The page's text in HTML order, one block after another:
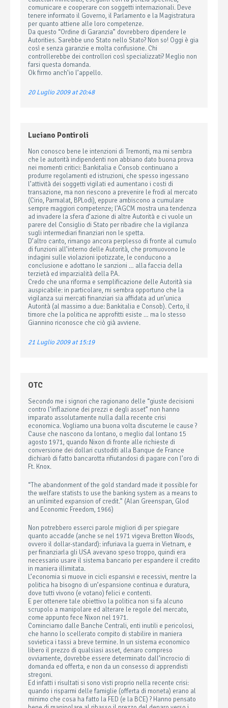
comunicare e cooperare con soggetti internazionali. Deve
tenere informato il Governo, il Parlamento e la Magistratura
per quanto attiene alle loro competenze.
Da questo “Ordine di Garanzia” dovrebbero dipendere le
Autorities. Sarebbe uno Stato nello Stato? Non so! Oggi è gia
così e senza garanzie e molta confusione. Chi
controllerebbe dei controllori così specializzati? Meglio non
farsi questa domanda.
Ok firmo anch’io l’appello.
20 Luglio 2009 at 20:48
Luciano Pontiroli
Non conosco bene le intenzioni di Tremonti, ma mi sembra
che le autorità indipendenti non abbiano dato buona prova
nei momenti critici: Bankitalia e Consob continuano a
produrre regolamenti ed istruzioni, che spesso ingessano
l’attività dei soggetti vigilati ed aumentano i costi di
transazione, ma non riescono a prevenire le frodi al mercato
(Cirio, Parmalat, BPLodi), eppure ambiscono a cumulare
sempre maggiori competenze; l’AGCM mostra una tendenza
ad invadere la sfera d’azione di altre Autorità e ci vuole un
parere del Consiglio di Stato per ribadire che la vigilanza
sugli intermediari finanziari non le spetta.
D’altro canto, rimango ancora perplesso di fronte al cumulo
di funzioni all’interno delle Autorità, che promuovono le
indagini sulle violazioni ipotizzate, le conducono a
conclusione e adottano le sanzioni … alla faccia della
terzietà ed imparzialità della P.A.
Credo che una riforma e semplificazione delle Autorità sia
auspicabile: in particolare, mi sembra opportuno che la
vigilanza sui mercati finanziari sia affidata ad un’unica
Autorità (al massimo a due: Bankitalia e Consob). Certo, il
timore che la politica ne approfitti esiste … ma lo stesso
Giannino riconosce che ciò già avviene.
21 Luglio 2009 at 15:19
OTC
Secondo me i signori che ragionano delle “giuste decisioni
contro l’inflazione dei prezzi e degli asset” non hanno
imparato assolutamente nulla dalla recente crisi
economica. Vogliamo una buona volta discuterne le cause ?
Cause che nascono da lontano, o meglio dal lontano 15
agosto 1971, quando Nixon di fronte alle richieste di
conversione dei dollari custoditi alla Banque de France
dichiarò di fatto bancarotta rifiutandosi di pagare con l’oro di
Ft. Knox.
“The abandonment of the gold standard made it possible for
the welfare statists to use the banking system as a means to
an unlimited expansion of credit.” (Alan Greenspan, Glod
and Economic Freedom, 1966)
Non potrebbero esserci parole migliori di per spiegare
quanto accadde (anche se nel 1971 vigeva Bretton Woods,
ovvero il dollar-standard): infuriava la guerra in Vietnam, e
per finanziarla gli USA avevano speso troppo, quindi era
necessario usare il sistema bancario per espandere il credito
in maniera illimitata.
L’economia si muove in cicli espansivi e recessivi, mentre la
politica ha bisogno di un’espansione continua e duratura,
dove tutti vivono (e votano) felici e contenti.
E per ottenere tale obiettivo la politica non si fa alcuno
scrupolo a manipolare ed alterare le regole del mercato,
come appunto fece Nixon nel 1971.
Cominciamo dalle Banche Centrali, enti inutili e pericolosi,
che hanno lo scellerato compito di stabilire in maniera
sovietica i tassi a breve termine. In un sistema economico
libero il prezzo di qualsiasi asset, denaro compreso
ovviamente, dovrebbe essere determinato dall’incrocio di
domanda ed offerta, e non da un consesso di apprendisti
stregoni.
Ed infatti i risultati si sono visti proprio nella recente crisi:
quando i risparmi delle famiglie (offerta di moneta) erano al
minimo che cosa ha fatto la FED (e la BCE) ? Hanno pensato